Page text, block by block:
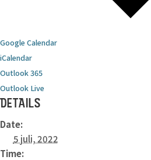
Google Calendar
iCalendar
Outlook 365
Outlook Live
DETAILS
Date:
5 juli, 2022
Time: